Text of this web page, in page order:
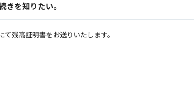
きを知りたい。
残高証明書をお送りいたします。